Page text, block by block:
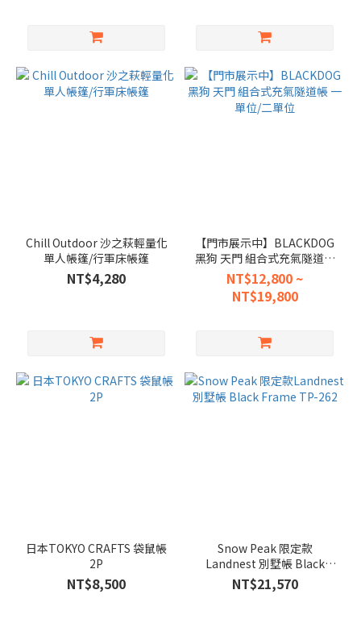
Chill Outdoor 沙之萩輕量化
單人帳篷/行軍床帳篷
NT$4,280
【門市展示中】BLACKDOG
黑狗 天門 組合式充氣隧道帳
一單位/二單位
NT$12,800 ~
NT$19,800
日本TOKYO CRAFTS 袋鼠帳
2P
NT$8,500
Snow Peak 限定款
Landnest 別墅帳 Black
Frame TP-262
NT$21,570